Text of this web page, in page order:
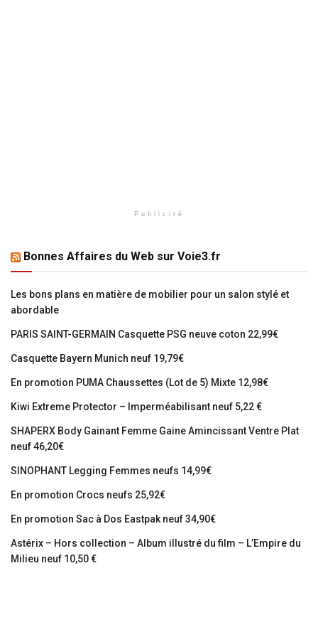
Publicité
Bonnes Affaires du Web sur Voie3.fr
Les bons plans en matière de mobilier pour un salon stylé et
abordable
PARIS SAINT-GERMAIN Casquette PSG neuve coton 22,99€
Casquette Bayern Munich neuf 19,79€
En promotion PUMA Chaussettes (Lot de 5) Mixte 12,98€
Kiwi Extreme Protector – Imperméabilisant neuf 5,22 €
SHAPERX Body Gainant Femme Gaine Amincissant Ventre Plat
neuf 46,20€
SINOPHANT Legging Femmes neufs 14,99€
En promotion Crocs neufs 25,92€
En promotion Sac à Dos Eastpak neuf 34,90€
Astérix – Hors collection – Album illustré du film – L’Empire du
Milieu neuf 10,50 €